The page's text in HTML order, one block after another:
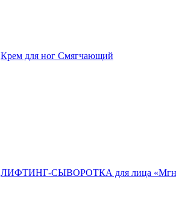
Крем для ног Смягчающий
ЛИФТИНГ-СЫВОРОТКА для лица